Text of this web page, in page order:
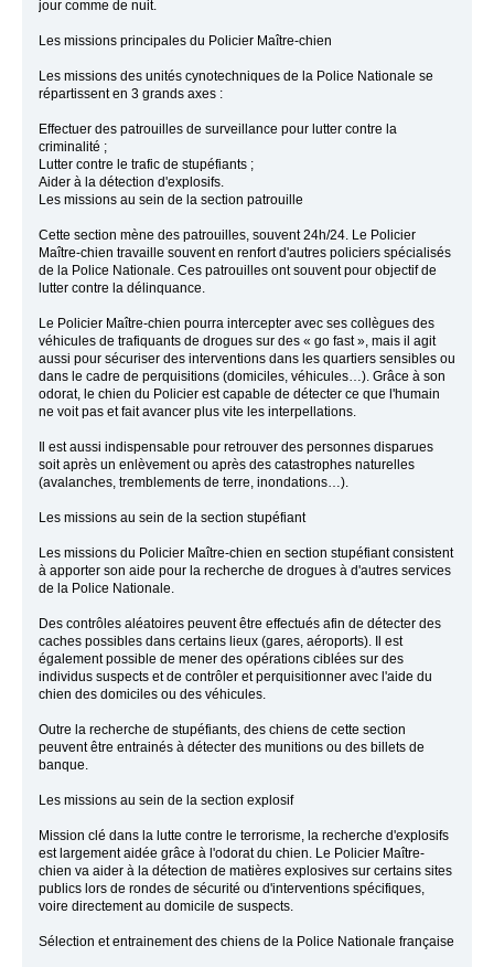
jour comme de nuit.
Les missions principales du Policier Maître-chien
Les missions des unités cynotechniques de la Police Nationale se
répartissent en 3 grands axes :
Effectuer des patrouilles de surveillance pour lutter contre la
criminalité ;
Lutter contre le trafic de stupéfiants ;
Aider à la détection d'explosifs.
Les missions au sein de la section patrouille
Cette section mène des patrouilles, souvent 24h/24. Le Policier
Maître-chien travaille souvent en renfort d'autres policiers spécialisés
de la Police Nationale. Ces patrouilles ont souvent pour objectif de
lutter contre la délinquance.
Le Policier Maître-chien pourra intercepter avec ses collègues des
véhicules de trafiquants de drogues sur des « go fast », mais il agit
aussi pour sécuriser des interventions dans les quartiers sensibles ou
dans le cadre de perquisitions (domiciles, véhicules…). Grâce à son
odorat, le chien du Policier est capable de détecter ce que l'humain
ne voit pas et fait avancer plus vite les interpellations.
Il est aussi indispensable pour retrouver des personnes disparues
soit après un enlèvement ou après des catastrophes naturelles
(avalanches, tremblements de terre, inondations…).
Les missions au sein de la section stupéfiant
Les missions du Policier Maître-chien en section stupéfiant consistent
à apporter son aide pour la recherche de drogues à d'autres services
de la Police Nationale.
Des contrôles aléatoires peuvent être effectués afin de détecter des
caches possibles dans certains lieux (gares, aéroports). Il est
également possible de mener des opérations ciblées sur des
individus suspects et de contrôler et perquisitionner avec l'aide du
chien des domiciles ou des véhicules.
Outre la recherche de stupéfiants, des chiens de cette section
peuvent être entrainés à détecter des munitions ou des billets de
banque.
Les missions au sein de la section explosif
Mission clé dans la lutte contre le terrorisme, la recherche d'explosifs
est largement aidée grâce à l'odorat du chien. Le Policier Maître-
chien va aider à la détection de matières explosives sur certains sites
publics lors de rondes de sécurité ou d'interventions spécifiques,
voire directement au domicile de suspects.
Sélection et entrainement des chiens de la Police Nationale française